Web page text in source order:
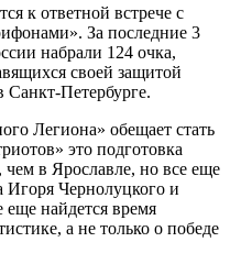
к ответной встрече с
За последние 3
набрали 124 очка,
своей защитой
Петербурге.
Легиона» обещает стать
это подготовка
в Ярославле, но все еще
Игоря Чернолуцкого и
еще найдется время
а не только о победе